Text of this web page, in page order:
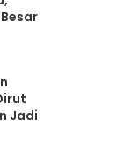
Jadi